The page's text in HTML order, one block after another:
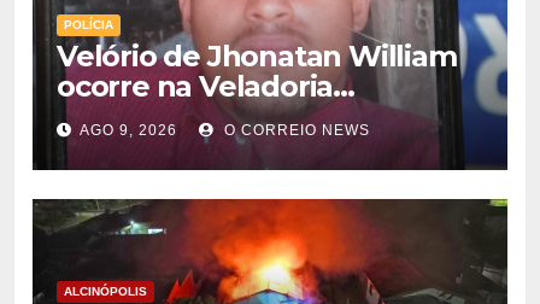
POLÍCIA
Velório de Jhonatan William
ocorre na Veladoria
Municipal; sepultamento será
nesta segunda-feira
AGO 9, 2026 O CORREIO NEWS
ALCINÓPOLIS